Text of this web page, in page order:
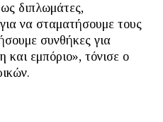
διπλωμάτες,
να σταματήσουμε τους
συνθήκες για
και εμπόριο», τόνισε ο